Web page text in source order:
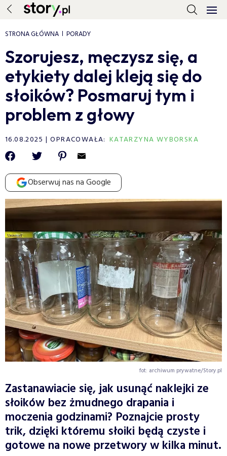
STRONA GŁÓWNA PORADY
Szorujesz, męczysz się, a
etykiety dalej kleją się do
słoików? Posmaruj tym i
problem z głowy
16.08.2025 OPRACOWAŁA: KATARZYNA WYBORSKA
Obserwuj nas na Google
fot: archiwum prywatne/Story.pl
Zastanawiacie się, jak usunąć naklejki ze
słoików bez żmudnego drapania i
moczenia godzinami? Poznajcie prosty
trik, dzięki któremu słoiki będą czyste i
gotowe na nowe przetwory w kilka minut.